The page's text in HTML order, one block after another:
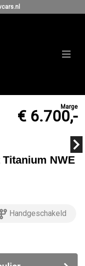
Marge
€ 6.700,-
NWE
Handgeschakeld